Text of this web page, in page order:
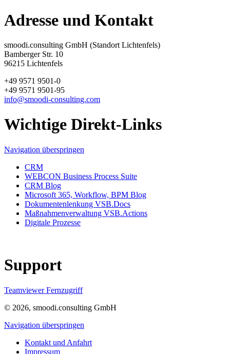
Adresse und Kontakt
smoodi.consulting GmbH (Standort Lichtenfels)
Bamberger Str. 10
96215 Lichtenfels
+49 9571 9501-0
+49 9571 9501-95
info@smoodi-consulting.com
Wichtige Direkt-Links
Navigation überspringen
CRM
WEBCON Business Process Suite
CRM Blog
Microsoft 365, Workflow, BPM Blog
Dokumentenlenkung VSB.Docs
Maßnahmenverwaltung VSB.Actions
Digitale Prozesse
Support
Teamviewer Fernzugriff
© 2026, smoodi.consulting GmbH
Navigation überspringen
Kontakt und Anfahrt
Impressum